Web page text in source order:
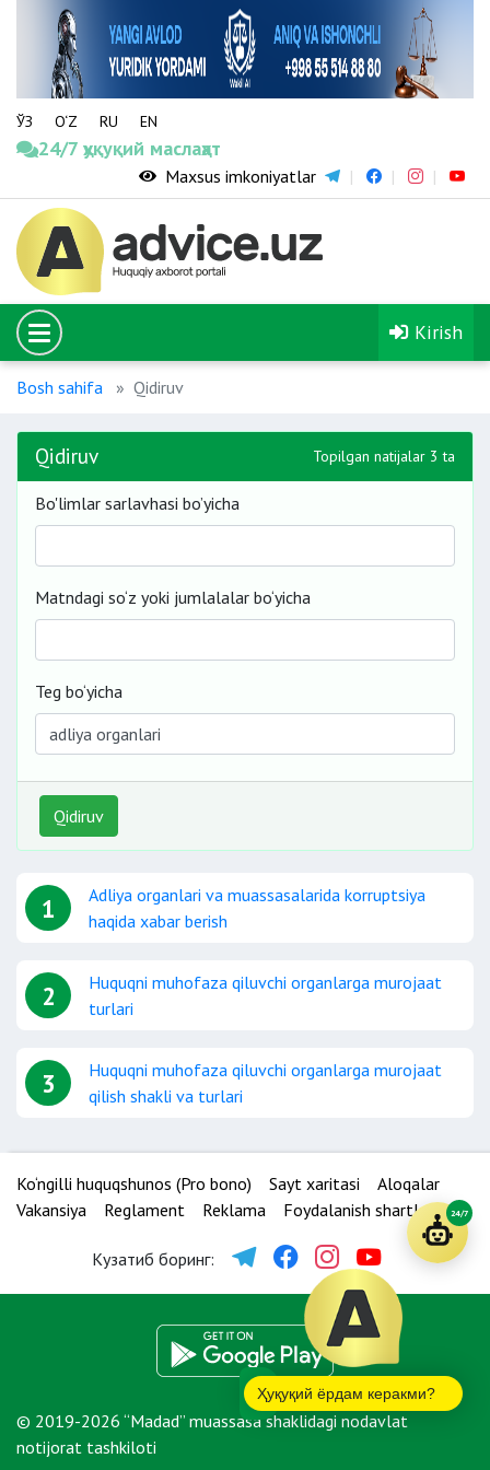
ЎЗ O‘Z RU EN
24/7 ҳуқуқий маслаҳат
Maxsus imkoniyatlar
Kirish
Bosh sahifa Qidiruv
Qidiruv Topilgan natijalar 3 ta
Bo'limlar sarlavhasi bo’yicha
Matndagi so‘z yoki jumlalalar bo‘yicha
Teg bo‘yicha
Qidiruv
1
Adliya organlari va muassasalarida korruptsiya
haqida xabar berish
2
Huquqni muhofaza qiluvchi organlarga murojaat
turlari
3
Huquqni muhofaza qiluvchi organlarga murojaat
qilish shakli va turlari
Ko‘ngilli huquqshunos (Pro bono) Sayt xaritasi
Aloqalar
Vakansiya
Reglament Reklama Foydalanish shartlari
Кузатиб боринг:
© 2019-2026 “Madad” muassasa shaklidagi nodavlat
notijorat tashkiloti
Ҳуқуқий ёрдам керакми?
24/7